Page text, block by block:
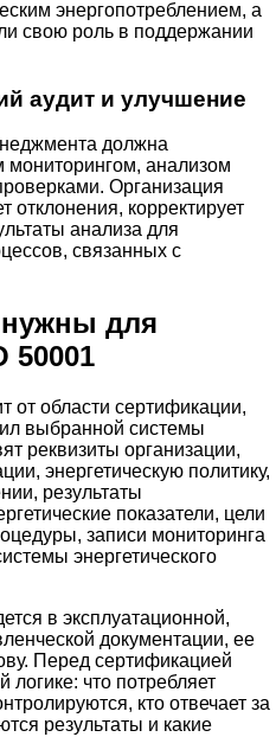
энергопотреблением, а
свою роль в поддержании
аудит и улучшение
должна
мониторингом, анализом
Организация
отклонения, корректирует
анализа для
связанных с
для
50001
от области сертификации,
выбранной системы
реквизиты организации,
энергетическую политику,
результаты
показатели, цели
записи мониторинга
энергетического
в эксплуатационной,
документации, ее
Перед сертификацией
логике: что потребляет
кто отвечает за
результаты и какие